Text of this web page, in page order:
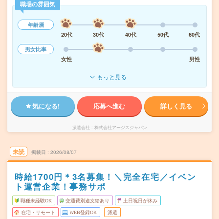
職場の雰囲気
年齢層
20代
30代 40代 50代
60代
男女比率
女性
男性
もっと見る
気になる! 応募へ進む 詳しく見る
派遣会社 株式会社アージスジャパン
未読 掲載日 2026/08/07
時給1700円＊3名募集！＼完全在宅／イベン
ト運営企業！事務サポ
職種未経験OK 交通費別途支給あり 土日祝日が休み
在宅・リモート WEB登録OK 派遣